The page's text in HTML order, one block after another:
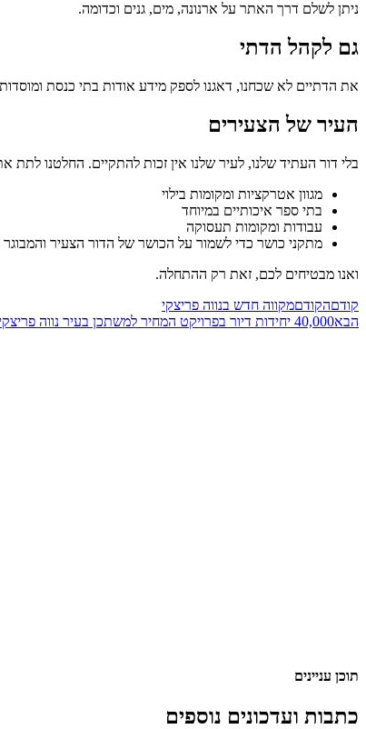
ניתן לשלם דרך האתר על ארנונה, מים, גנים וכדומה.
גם לקהל הדתי
את הדתיים לא שכחנו, דאגנו לספק מידע אודות בתי כנסת
העיר של הצעירים
בלי דור העתיד שלנו, לעיר שלנו אין זכות להתקיים. החלטנו לתת
מגוון אטרקציות ומקומות בילוי
בתי ספר איכותיים במיוחד
עבודות ומקומות תעסוקה
מתקני כושר כדי לשמור על הכושר של הדור הצעיר והמבוגר
ואנו מבטיחים לכם, זאת רק ההתחלה.
קודםהקודםמקווה חדש בנווה פריצקי
הבא40,000 יחידות דיור בפרויקט המחיר למשתכן בעיר נווה פריצקי
תוכן עניינים
כתבות ועדכונים נוספים